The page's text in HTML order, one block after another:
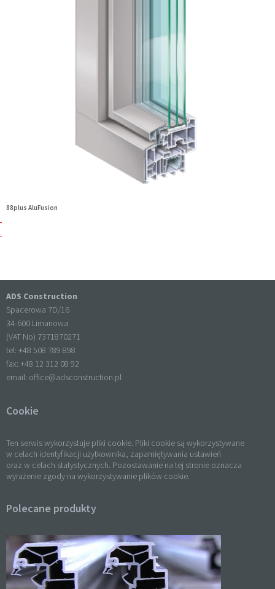
88plus AluFusion
ADS Construction
Spacerowa 7D/16
34-600 Limanowa
(VAT No) 7371870271
tel: +48 508 789 898
fax: +48 12 312 08 92
email: office@adsconstruction.pl
Cookie
Ten serwis wykorzystuje pliki cookie. Pliki cookie są wykorzystywane
w celach identyfikacji użytkownika, zapamiętywania ustawień
oraz w celach statystycznych. Pozostawanie na tej stronie oznacza
wyrażenie zgody na wykorzystywanie plików cookie.
Polecane produkty